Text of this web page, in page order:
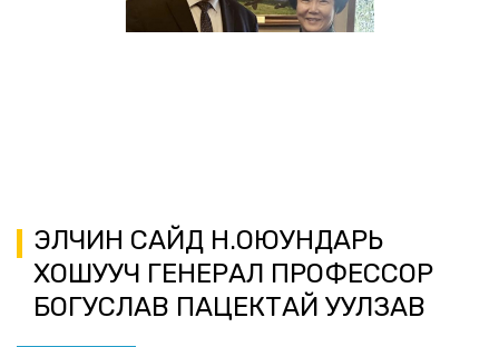
ЭЛЧИН САЙД Н.ОЮУНДАРЬ
ХОШУУЧ ГЕНЕРАЛ ПРОФЕССОР
БОГУСЛАВ ПАЦЕКТАЙ УУЛЗАВ